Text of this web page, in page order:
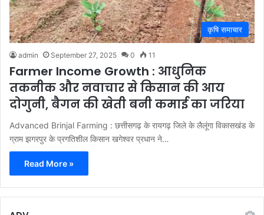
कृषि समाचार
admin September 27, 2025 0 11
Farmer Income Growth : आधुनिक
तकनीक और नवाचार से किसान की आय
दोगुनी, बैगन की खेती बनी कमाई का जरिया
Advanced Brinjal Farming : छत्तीसगढ़ के रायगढ़ जिले के लैलूंगा विकासखंड के
ग्राम झगरपुर के प्रगतिशील किसान खगेश्वर प्रधान ने…
Read More »